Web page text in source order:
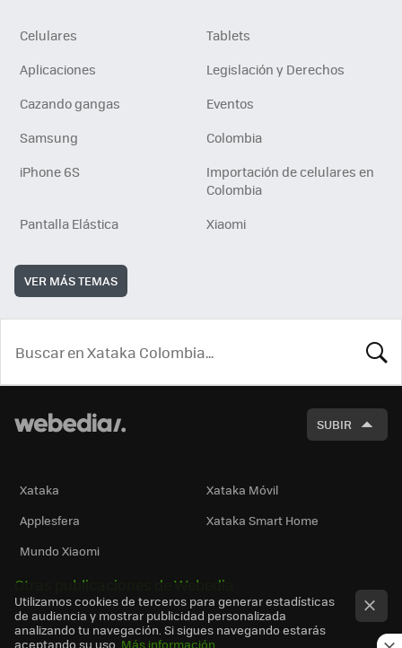
Celulares
Tablets
Aplicaciones
Legislación y Derechos
Cazando gangas
Eventos
Samsung
Colombia
iPhone 6S
Importación de celulares en
Colombia
Pantalla Elástica
Xiaomi
VER MÁS TEMAS
SUBIR
Xataka
Xataka Móvil
Applesfera
Xataka Smart Home
Mundo Xiaomi
Otras publicaciones de Webedia
Utilizamos cookies de terceros para generar estadísticas
de audiencia y mostrar publicidad personalizada
analizando tu navegación. Si sigues navegando estarás
aceptando su uso. Más información